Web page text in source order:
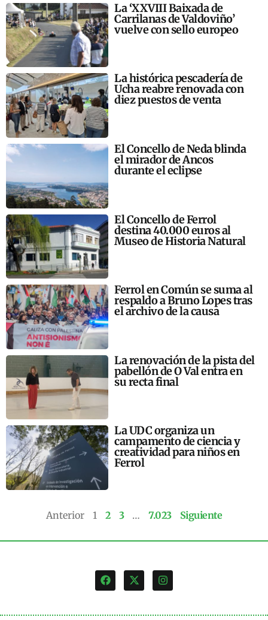
La ‘XXVIII Baixada de
Carrilanas de Valdoviño’
vuelve con sello europeo
La histórica pescadería de
Ucha reabre renovada con
diez puestos de venta
El Concello de Neda blinda
el mirador de Ancos
durante el eclipse
El Concello de Ferrol
destina 40.000 euros al
Museo de Historia Natural
Ferrol en Común se suma al
respaldo a Bruno Lopes tras
el archivo de la causa
La renovación de la pista del
pabellón de O Val entra en
su recta final
La UDC organiza un
campamento de ciencia y
creatividad para niños en
Ferrol
Anterior 1 2 3 … 7.023 Siguiente